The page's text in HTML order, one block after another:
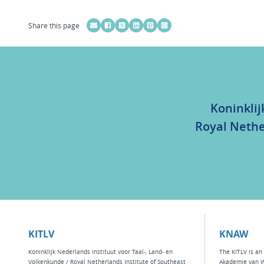
Share this page
Royal
KITLV
Koninklijk Nederlands Instituut voor Taal-, Land- en
Volkenkunde / Royal Netherlands Institute of Southeast
KNAW
The KITLV is
Akademie van